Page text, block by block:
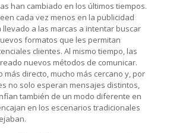
han cambiado en los últimos tiempos.
cada vez menos en la publicidad
a las marcas a intentar buscar
formatos que les permitan
clientes. Al mismo tiempo, las
nuevos métodos de comunicar.
más directo, mucho más cercano y, por
no solo esperan mensajes distintos,
también de un modo diferente en
en los escenarios tradicionales